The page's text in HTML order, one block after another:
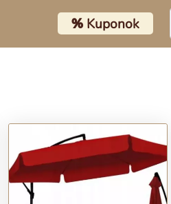
%Kuponok